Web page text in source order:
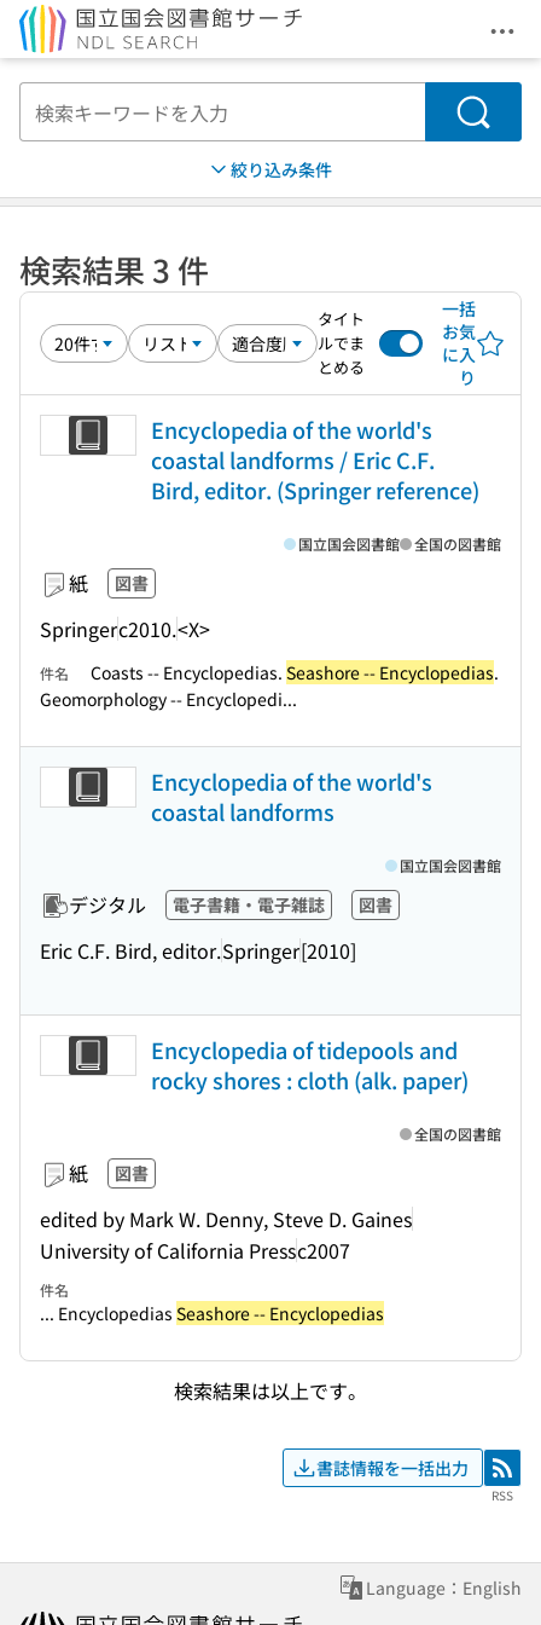
メ
検索
絞り込み条件
検索結果 3 件
タイト
ルでま
とめる
一括
お気
に入
り
Encyclopedia of the world's
coastal landforms / Eric C.F.
Bird, editor. (Springer reference)
紙 図書
Springerc2010.<X>
国立国会図書館 全国の図書館
件名 Coasts -- Encyclopedias. Seashore -- Encyclopedias.
Geomorphology -- Encyclopedi...
Encyclopedia of the world's
coastal landforms
デジタル 電子書籍・電子雑誌 図書
Eric C.F. Bird, editor.Springer[2010]
国立国会図書館
Encyclopedia of tidepools and
rocky shores : cloth (alk. paper)
紙 図書
edited by Mark W. Denny, Steve D. Gaines
University of California Pressc2007
全国の図書館
件名
... Encyclopedias Seashore -- Encyclopedias
検索結果は以上です。
書誌情報を一括出力 RSS
RSS
Language：English